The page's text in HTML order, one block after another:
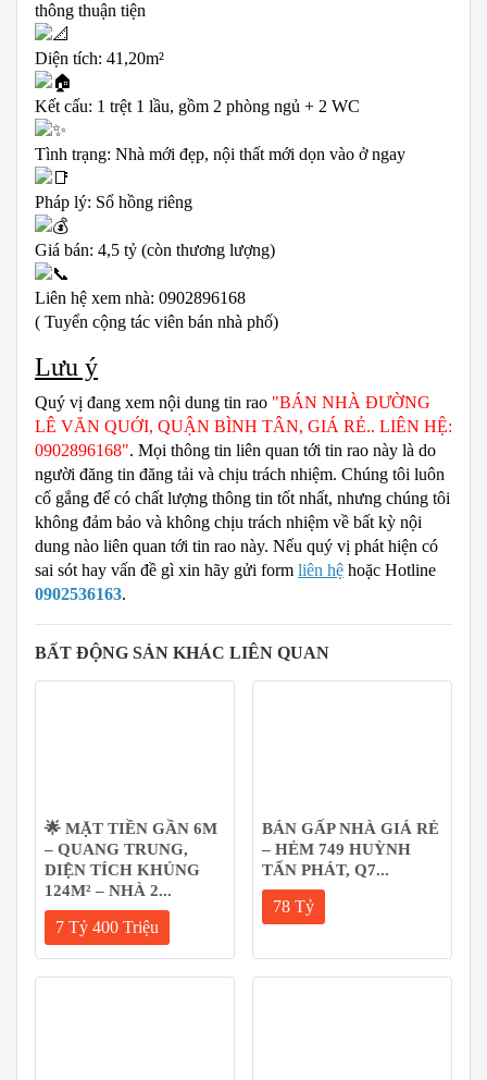
thông thuận tiện
Diện tích: 41,20m²
Kết cấu: 1 trệt 1 lầu, gồm 2 phòng ngủ + 2 WC
Tình trạng: Nhà mới đẹp, nội thất mới dọn vào ở ngay
Pháp lý: Sổ hồng riêng
Giá bán: 4,5 tỷ (còn thương lượng)
Liên hệ xem nhà: 0902896168
( Tuyển cộng tác viên bán nhà phố)
Lưu ý
Quý vị đang xem nội dung tin rao "BÁN NHÀ ĐƯỜNG
LÊ VĂN QUỚI, QUẬN BÌNH TÂN, GIÁ RẺ.. LIÊN HỆ:
0902896168". Mọi thông tin liên quan tới tin rao này là do
người đăng tin đăng tải và chịu trách nhiệm. Chúng tôi luôn
cố gắng để có chất lượng thông tin tốt nhất, nhưng chúng tôi
không đảm bảo và không chịu trách nhiệm về bất kỳ nội
dung nào liên quan tới tin rao này. Nếu quý vị phát hiện có
sai sót hay vấn đề gì xin hãy gửi form liên hệ hoặc Hotline
0902536163.
BẤT ĐỘNG SẢN KHÁC LIÊN QUAN
🌟 MẶT TIỀN GẦN 6M
– QUANG TRUNG,
DIỆN TÍCH KHỦNG
124M² – NHÀ 2...
7 Tỷ 400 Triệu
BÁN GẤP NHÀ GIÁ RẺ
– HẺM 749 HUỲNH
TẤN PHÁT, Q7...
78 Tỷ